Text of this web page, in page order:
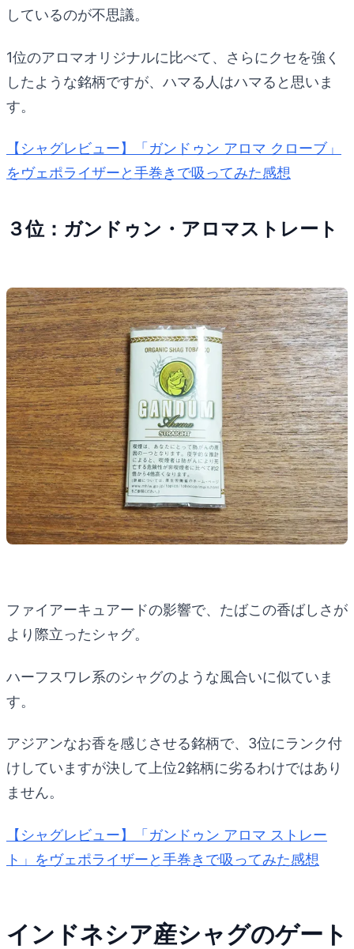
しているのが不思議。
1位のアロマオリジナルに比べて、さらにクセを強く
したような銘柄ですが、ハマる人はハマると思いま
す。
【シャグレビュー】「ガンドゥン アロマ クローブ」
をヴェポライザーと手巻きで吸ってみた感想
３位：ガンドゥン・アロマストレート
ファイアーキュアードの影響で、たばこの香ばしさが
より際立ったシャグ。
ハーフスワレ系のシャグのような風合いに似ていま
す。
アジアンなお香を感じさせる銘柄で、3位にランク付
けしていますが決して上位2銘柄に劣るわけではあり
ません。
【シャグレビュー】「ガンドゥン アロマ ストレー
ト」をヴェポライザーと手巻きで吸ってみた感想
インドネシア産シャグのゲート